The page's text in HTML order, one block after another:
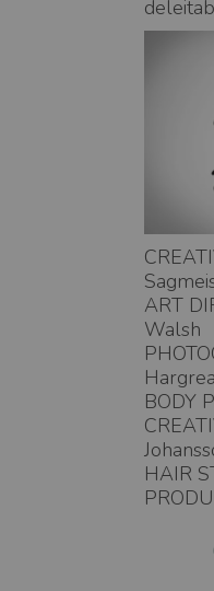
ART
Walsh
BODY
HAIR